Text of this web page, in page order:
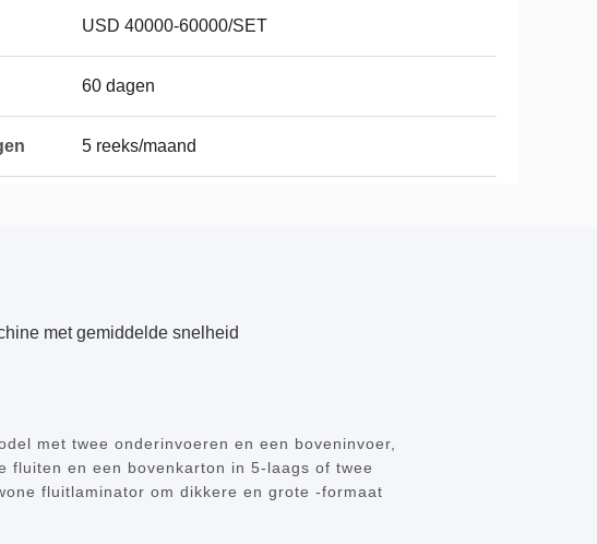
USD 40000-60000/SET
60 dagen
5 reeks/maand
met gemiddelde snelheid
met twee onderinvoeren en een boveninvoer,
fluiten en een bovenkarton in 5-laags of twee
fluitlaminator om dikkere en grote -formaat